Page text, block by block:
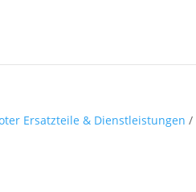
Ersatzteile & Dienstleistungen /